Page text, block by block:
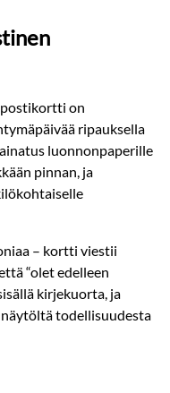
postikortti on
ripauksella
luonnonpaperille
pinnan, ja
– kortti viestii
“olet edelleen
kirjekuorta, ja
todellisuudesta